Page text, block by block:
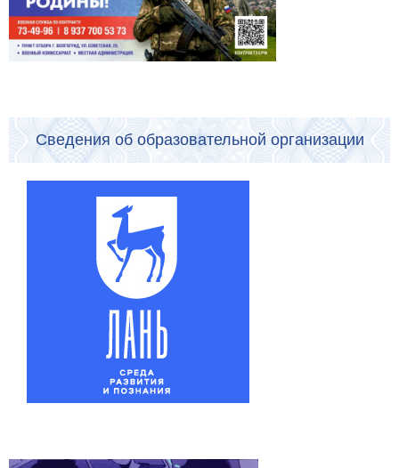
Сведения об образовательной организации